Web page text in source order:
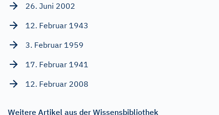
26. Juni 2002
12. Februar 1943
3. Februar 1959
17. Februar 1941
12. Februar 2008
Weitere Artikel aus der Wissensbibliothek